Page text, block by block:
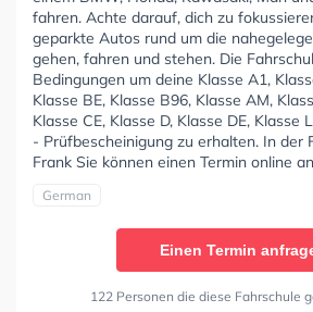
fahren. Achte darauf, dich zu
geparkte Autos rund um die
gehen, fahren und stehen. Die
Bedingungen um deine Klasse A1,
Klasse BE, Klasse B96, Klasse AM,
Klasse CE, Klasse D, Klasse DE, Klasse
- Prüfbescheinigung zu erhalten. In der
Frank Sie können einen Termin online
German
Einen Termin
122 Personen die diese Fahrschule